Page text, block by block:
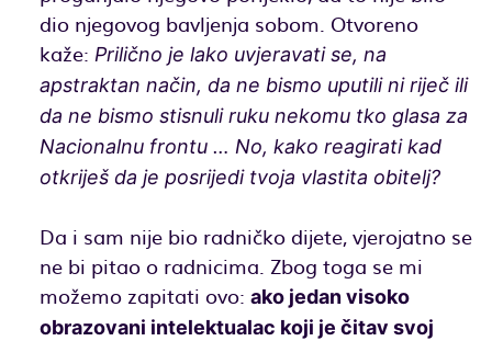
dio njegovog bavljenja sobom. Otvoreno
kaže: Prilično je lako uvjeravati se, na
apstraktan način, da ne bismo uputili ni riječ ili
da ne bismo stisnuli ruku nekomu tko glasa za
Nacionalnu frontu … No, kako reagirati kad
otkriješ da je posrijedi tvoja vlastita obitelj?
Da i sam nije bio radničko dijete, vjerojatno se
ne bi pitao o radnicima. Zbog toga se mi
možemo zapitati ovo: ako jedan visoko
obrazovani intelektualac koji je čitav svoj